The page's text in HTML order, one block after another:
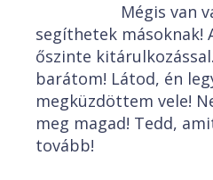
Mégis van
segíthetek másoknak!
őszinte
barátom! Látod, én
megküzdöttem vele!
meg magad! Tedd,
tovább!